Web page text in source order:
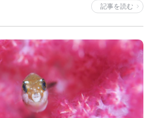
記事を読む